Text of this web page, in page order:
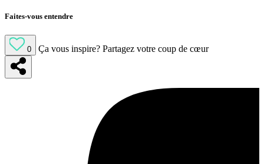
Faites-vous entendre
0 Ça vous inspire? Partagez votre coup de cœur